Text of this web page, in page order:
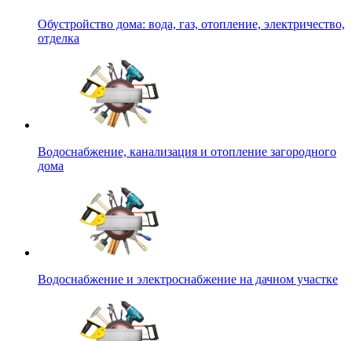
Обустройство дома: вода, газ, отопление, электричество,
отделка
Водоснабжение, канализация и отопление загородного
дома
Водоснабжение и электроснабжение на дачном участке